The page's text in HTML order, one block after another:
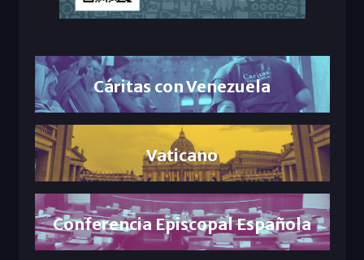
Cáritas con Venezuela
Vaticano
Conferencia Episcopal Española